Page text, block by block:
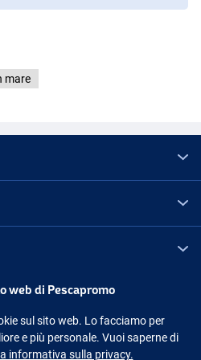
(yd/lb): 865/20, 650/30, 455/50
(yd/lb): 1020/30, 710/50, 590/65
mare
Instagram
web di Pescapromo
sul sito web. Lo facciamo per
e più personale. Vuoi saperne di
informativa sulla privacy.